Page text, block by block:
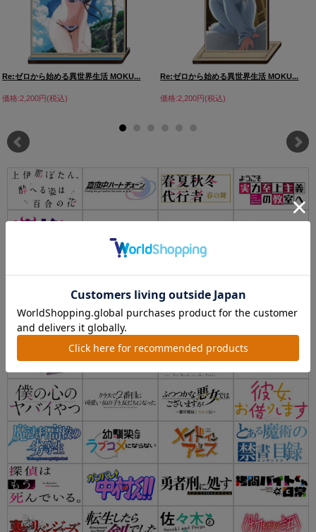
Re:ゼロから始める異世界生活 MOKU...
価格:2,200円(税込)
Re:ゼロから始める異世界生活 MOKU...
価格:2,200円(税込)